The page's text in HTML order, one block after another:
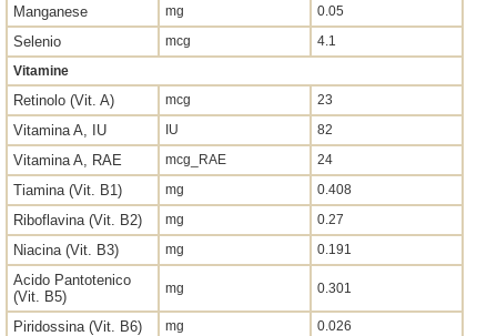
Manganese mg 0.05
Selenio mcg
4.1
Vitamine
Retinolo (Vit. A) mcg 23
Vitamina A, IU IU 82
Vitamina A, RAE mcg_RAE 24
Tiamina (Vit. B1) mg 0.408
Riboflavina (Vit. B2) mg 0.27
Niacina (Vit. B3) mg 0.191
Acido Pantotenico
(Vit. B5)
mg 0.301
Piridossina (Vit. B6) mg 0.026